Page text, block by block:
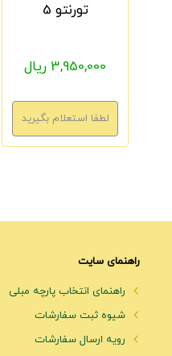
تورنتو 5
3,950,000 ریال
راهنمای سایت
راهنمای انتخاب پارچه مبلی
شیوه ثبت سفارشات
رویه ارسال سفارشات